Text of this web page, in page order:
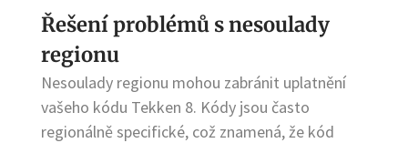
Řešení problémů s nesoulady
regionu
Nesoulady regionu mohou zabránit uplatnění
vašeho kódu Tekken 8. Kódy jsou často
regionálně specifické, což znamená, že kód